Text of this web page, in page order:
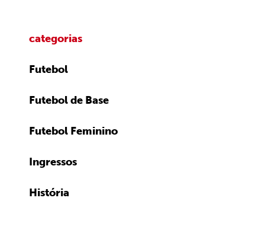
categorias
Futebol
Futebol de Base
Futebol Feminino
Ingressos
História